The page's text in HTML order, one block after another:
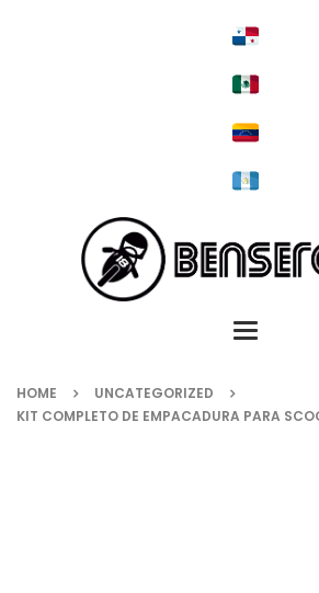
Toggle
HOME
UNCATEGORIZED
KIT COMPLETO DE EMPACADURA PARA